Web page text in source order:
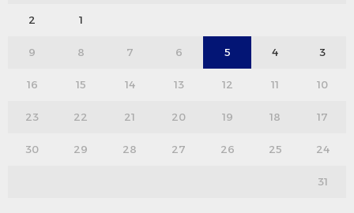
1
2
3
4
5
6
7
8
9
10
11
12
13
14
15
16
17
18
19
20
21
22
23
24
25
26
27
28
29
30
31